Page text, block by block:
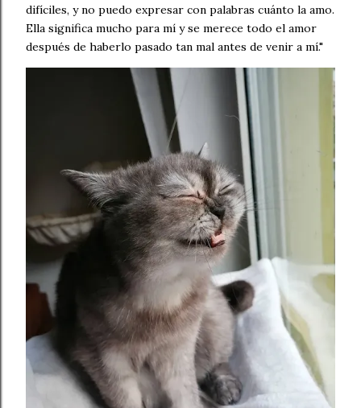
difíciles, y no puedo expresar con palabras cuánto la amo.
Ella significa mucho para mí y se merece todo el amor
después de haberlo pasado tan mal antes de venir a mí."